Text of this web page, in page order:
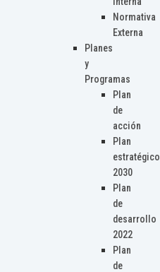
Normativa
Externa
Planes
y
Programas
Plan
de
acción
Plan
estratégico
2030
Plan
de
desarrollo
2022
Plan
de